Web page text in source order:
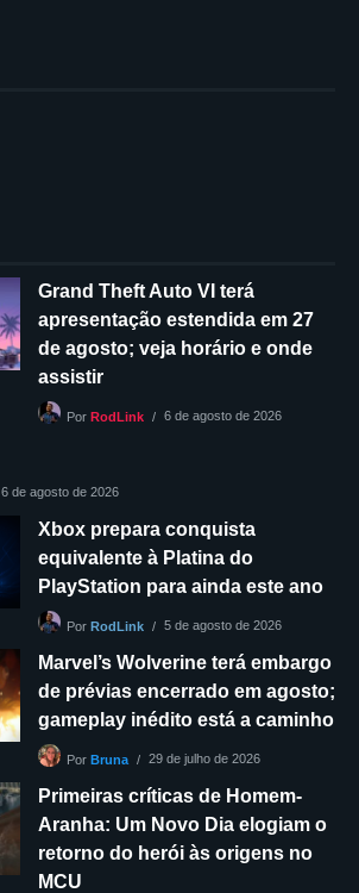
Grand Theft Auto VI terá
apresentação estendida em 27
de agosto; veja horário e onde
assistir
PorRodLink 6 de agosto de 2026
6 de agosto de 2026
Xbox prepara conquista
equivalente à Platina do
PlayStation para ainda este ano
PorRodLink 5 de agosto de 2026
Marvel’s Wolverine terá embargo
de prévias encerrado em agosto;
gameplay inédito está a caminho
PorBruna 29 de julho de 2026
Primeiras críticas de Homem-
Aranha: Um Novo Dia elogiam o
retorno do herói às origens no
MCU